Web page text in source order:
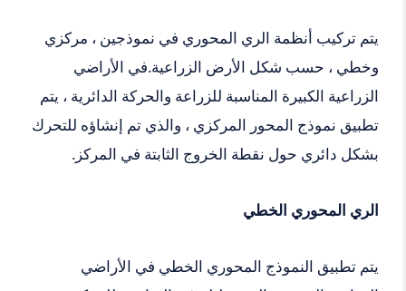
يتم تركيب أنظمة الري المحوري في نموذجين ، مركزي
وخطي ، حسب شكل الأرض الزراعية.في الأراضي
الزراعية الكبيرة المناسبة للزراعة والحركة الدائرية ، يتم
تطبيق نموذج المحور المركزي ، والذي تم إنشاؤه للتحرك
بشكل دائري حول نقطة الخروج الثابتة في المركز.
الري المحوري الخطي
يتم تطبيق النموذج المحوري الخطي في الأراضي